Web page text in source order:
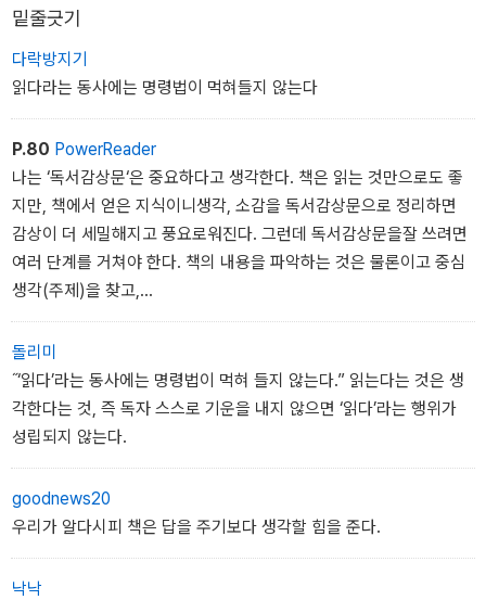
밑줄긋기
다락방지기
읽다라는 동사에는 명령법이 먹혀들지 않는다
P.80 PowerReader
나는 ‘독서감상문‘은 중요하다고 생각한다. 책은 읽는 것만으로도 좋
지만, 책에서 얻은 지식이니생각, 소감을 독서감상문으로 정리하면
감상이 더 세밀해지고 풍요로워진다. 그런데 독서감상문을잘 쓰려면
여러 단계를 거쳐야 한다. 책의 내용을 파악하는 것은 물론이고 중심
생각(주제)을 찾고,
자신의 경험과 생각에 비추어 책을 비평할 수 있어야 한다. 시간과 노
력이 필요한 한편, 별다른 감흥이 없던 책으로는 이 과정을 거치기 어
렵다. 그러니 일주일에 두세 번 억지로 독서록을 채우는 것보다 한 달
에 한 번이라도 제대로 된 독서감상문을 쓰는 쪽이 좋은 독후 활동이
다. 이마저도 어린이가힘들어하면 꼭 하지 않아도 된다. 어른의 독서
기록이 아니라.
ET-1Anal olo 11기
돌리미
˝‘읽다’라는 동사에는 명령법이 먹혀 들지 않는다.” 읽는다는 것은 생
각한다는 것, 즉 독자 스스로 기운을 내지 않으면 ‘읽다’라는 행위가
성립되지 않는다.
goodnews20
우리가 알다시피 책은 답을 주기보다 생각할 힘을 준다.
낙낙